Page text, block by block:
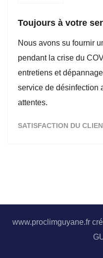
Toujours à votre
Nous avons su fournir
pendant la crise du
entretiens et
service de désinfection
attentes.
SATISFACTION DU
www.proclimguyane.fr